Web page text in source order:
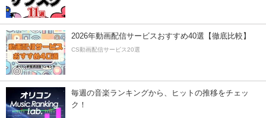
2026年動画配信サービスおすすめ40選【徹底比較】
CS動画配信サービス20選
毎週の音楽ランキングから、ヒットの推移をチェッ
ク！